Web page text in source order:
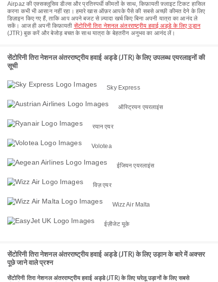
Airpaz की एक्सक्लूसिव डील्स और प्रतिस्पर्धी कीमतों के साथ, किफ़ायती फ़्लाइट टिकट हासिल
करना कभी भी आसान नहीं रहा। हमारे खास ऑफ़र आपके पैसे की सबसे अच्छी कीमत देने के लिए
डिज़ाइन किए गए हैं, ताकि आप अपने बजट से ज़्यादा खर्च किए बिना अपनी यात्रा का आनंद ले
सकें। आज ही अपनी किफ़ायती सेंटोरिनी तिरा नेशनल अंतरराष्ट्रीय हवाई अड्डे के लिए उड़ान
(JTR) बुक करें और बेजोड़ बचत के साथ यात्रा के बेहतरीन अनुभव का आनंद लें।
सेंटोरिनी तिरा नेशनल अंतरराष्ट्रीय हवाई अड्डे (JTR) के लिए उपलब्ध एयरलाइनों की
सूची
Sky Express
ऑस्ट्रियन एयरलाइंस
रयान एयर
Volotea
ईजियन एयरलाइंस
विज़ एयर
Wizz Air Malta
ईज़ीजेट यूके
सेंटोरिनी तिरा नेशनल अंतरराष्ट्रीय हवाई अड्डे (JTR) के लिए उड़ान के बारे में अक्सर
पूछे जाने वाले प्रश्न
सेंटोरिनी तिरा नेशनल अंतरराष्ट्रीय हवाई अड्डे (JTR) के लिए घरेलू उड़ानों के लिए सबसे